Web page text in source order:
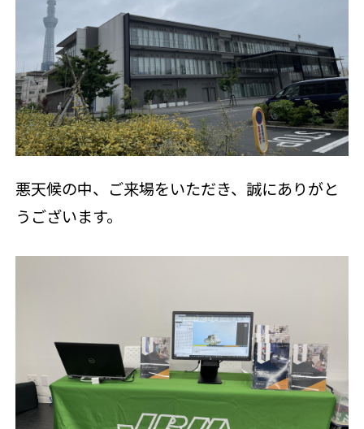
悪天候の中、ご来場をいただき、誠にありがと
うございます。